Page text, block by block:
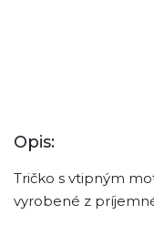
Opis:
Tričko s vtipným
vyrobené z